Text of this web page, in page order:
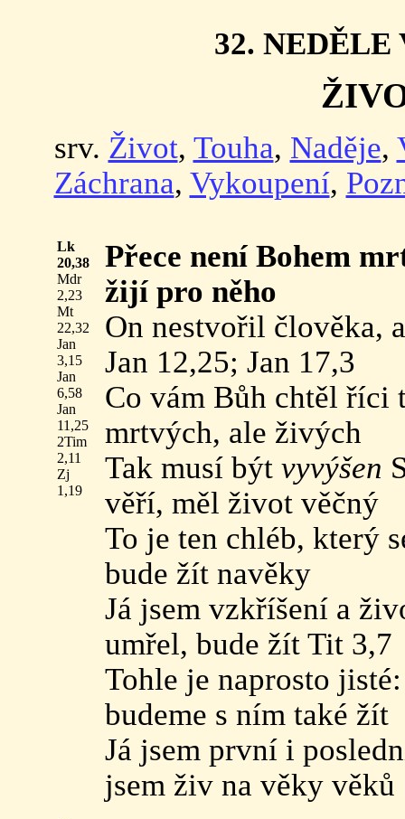
32.
srv. Život, Touha, Naděje,
Záchrana, Vykoupení,
Lk
20,38
Mdr
2,23
Mt
22,32
Jan
3,15
Jan
6,58
Jan
11,25
2Tim
2,11
Zj
1,19
Přece není Bohem
žijí pro něho
On nestvořil
Jan 12,25; Jan 17,3
Co vám Bůh chtěl říci
mrtvých, ale živých
Tak musí být vyvýšen
věří, měl život věčný
To je ten chléb, který
bude žít navěky
Já jsem vzkříšení a
umřel, bude žít Tit 3,7
Tohle je naprosto
budeme s ním také žít
Já jsem první i
jsem živ na věky věků